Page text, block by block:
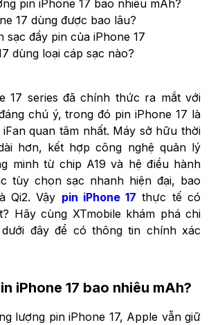
pin iPhone 17 bao nhiêu mAh?
17 dùng được bao lâu?
sạc đầy pin của iPhone 17
dùng loại cáp sạc nào?
17 series đã chính thức ra mắt với
chú ý, trong đó pin iPhone 17 là
quan tâm nhất. Máy sở hữu thời
hơn, kết hợp công nghệ quản lý
minh từ chip A19 và hệ điều hành
tùy chọn sạc nhanh hiện đại, bao
Qi2. Vậy pin iPhone 17 thực tế có
Hãy cùng XTmobile khám phá chi
đây để có thông tin chính xác
iPhone 17 bao nhiêu mAh?
lượng pin iPhone 17, Apple vẫn giữ